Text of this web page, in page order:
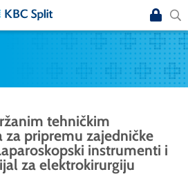
tehničkim
pripremu zajedničke
instrumenti i
za elektrokirurgiju